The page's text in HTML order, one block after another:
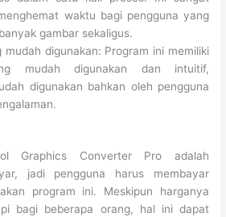
waktu bagi pengguna yang
gambar sekaligus.
mudah digunakan: Program ini memiliki
mudah digunakan dan intuitif,
digunakan bahkan oleh pengguna
Graphics Converter Pro adalah
jadi pengguna harus membayar
program ini. Meskipun harganya
bagi beberapa orang, hal ini dapat